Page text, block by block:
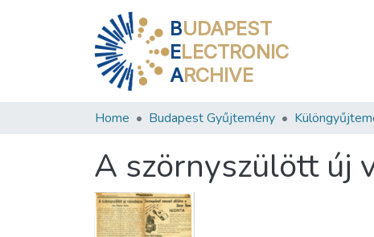
BUDAPEST
ELECTRONIC
ARCHIVE
Home Budapest Gyűjtemény
A szörnyszülött új